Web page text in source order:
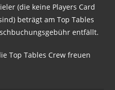
(die keine Players Card
beträgt am Top Tables
entfällt.
Top Tables Crew freuen